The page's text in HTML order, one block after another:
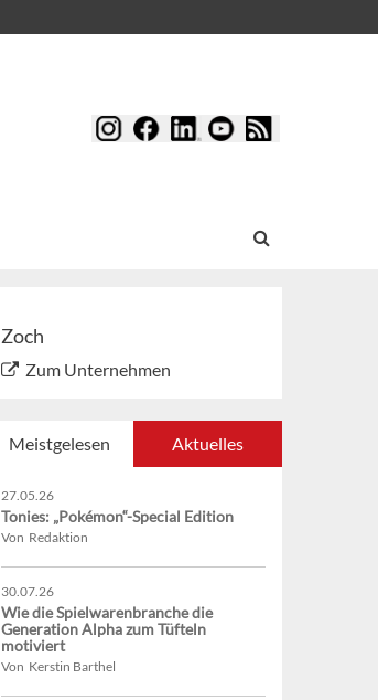
Zoch
Zum Unternehmen
Meistgelesen Aktuelles
27.05.26
Tonies: „Pokémon“-Special Edition
Von Redaktion
30.07.26
Wie die Spielwarenbranche die
Generation Alpha zum Tüfteln
motiviert
Von Kerstin Barthel